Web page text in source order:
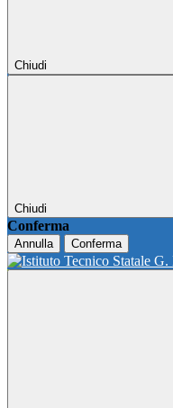
Chiudi
Chiudi
Conferma
Annulla Conferma